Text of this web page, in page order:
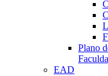
Plano
EAD